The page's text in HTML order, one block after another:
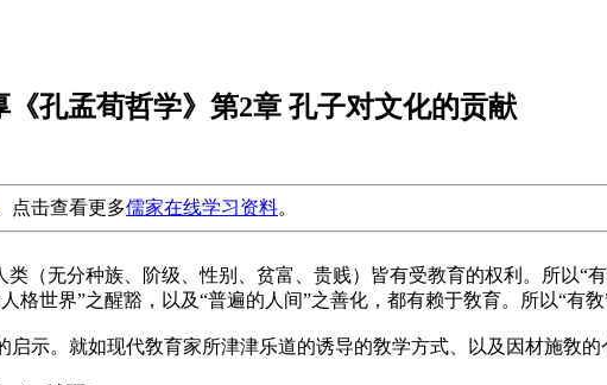
孔孟荀哲学》第2章 孔子对文化的贡献
点击查看更多儒家在线学习资料。
类（无分种族、阶级、性别、贫富、贵贱）皆有受教育的权利。所以“
世界”之醒豁，以及“普遍的人间”之善化，都有赖于敎育。所以“有敎
示。就如现代敎育家所津津乐道的诱导的敎学方式、以及因材施敎